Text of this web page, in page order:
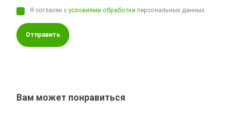
Я согласен сусловиями обработки персональных данных
Отправить
Вам может понравиться